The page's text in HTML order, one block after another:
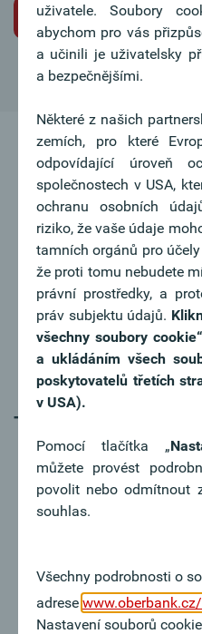
Iniciativní žádost o
Tipy k žádosti o
V motivačním
váš zájem o práci v
nejosobnější
Důkladně se
svůj zájem o
dotazy týkající se
uživatele. Soubory
abychom pro vás
a učinili je uživatelsky
a bezpečnějšími.
Některé z našich
zemích, pro které
odpovídající úroveň
společnostech v USA,
ochranu osobních
riziko, že vaše údaje
tamních orgánů pro
že proti tomu nebudete
právní prostředky, a
práv subjektu údajů.
všechny soubory
a ukládáním všech
poskytovatelů třetích
v USA).
Pomocí tlačítka „
můžete provést
povolit nebo odmítnout
souhlas.
Všechny podrobnosti o
adrese
Nastavení souborů